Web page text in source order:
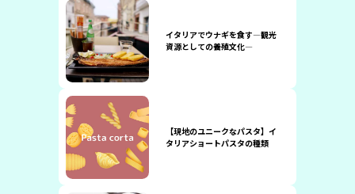
イタリアでウナギを食す―観光
資源としての養殖文化―
【現地のユニークなパスタ】イ
タリアショートパスタの種類